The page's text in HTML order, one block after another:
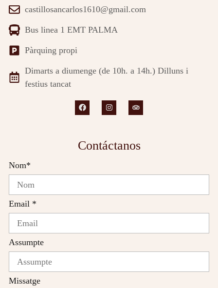
castillosancarlos1610@gmail.com
Bus linea 1 EMT PALMA
Pàrquing propi
Dimarts a diumenge (de 10h. a 14h.) Dilluns i
festius tancat
Contáctanos
Nom*
Email *
Assumpte
Missatge